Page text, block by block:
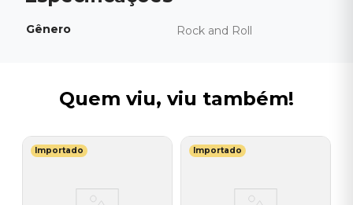
Gênero Rock and Roll
Quem viu, viu também!
Importado Importado